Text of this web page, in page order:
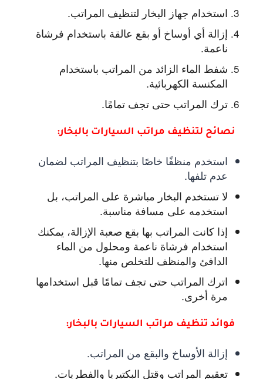
استخدام جهاز البخار لتنظيف المراتب.
إزالة أي أوساخ أو بقع عالقة باستخدام فرشاة
ناعمة.
شفط الماء الزائد من المراتب باستخدام
المكنسة الكهربائية.
ترك المراتب حتى تجف تمامًا.
نصائح لتنظيف مراتب السيارات بالبخار:
استخدم منظفًا خاصًا بتنظيف المراتب لضمان
عدم تلفها.
لا تستخدم البخار مباشرة على المراتب، بل
استخدمه على مسافة مناسبة.
إذا كانت المراتب بها بقع صعبة الإزالة، يمكنك
استخدام فرشاة ناعمة ومحلول من الماء
الدافئ والمنظف للتخلص منها.
اترك المراتب حتى تجف تمامًا قبل استخدامها
مرة أخرى.
فوائد تنظيف مراتب السيارات بالبخار:
إزالة الأوساخ والبقع من المراتب.
تعقيم المراتب وقتل البكتيريا والفطريات.